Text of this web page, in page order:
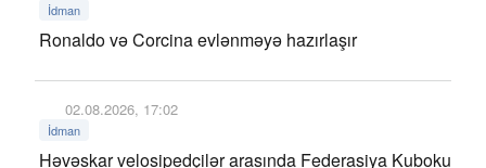
İdman
Ronaldo və Corcina evlənməyə hazırlaşır
02.08.2026, 17:02
İdman
Həvəskar velosipedçilər arasında Federasiya Kuboku